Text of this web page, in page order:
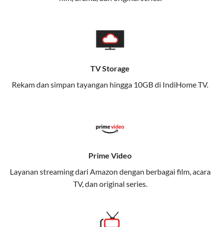
memungkinkan Anda menikmati internet cepat baik
Dengan Telkomsel One, Anda tidak terikat pada satu
teknologi jaringan tertentu, sehingga bisa menikmati
fleksibilitas dan kenyamanan maksimal.
Keunggulan Telkomsel One
streaming, gaming, dan bekerja dari rumah.
Memudahkan Anda dalam mengelola jaringan dan
meningkatkan keamanan.
Bagikan kuota internet hingga 30 GB dengan anggota
TV Storage
Rekam dan simpan tayangan hingga 10GB di IndiHome TV.
Prime Video
Layanan streaming dari Amazon dengan berbagai film, acara
TV, dan original series.